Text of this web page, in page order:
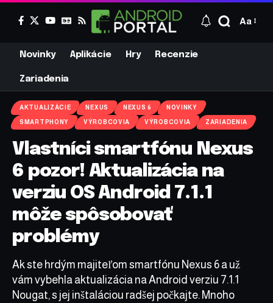
Aa
Novinky Aplikácie Hry Recenzie
Zariadenia
AKTUALIZÁCIE NEXUS NEXUS 6 NOVINKY
SMARTPHONY VÝROBCOVIA VÝROBCOVIA ZARIADENIA
Vlastníci smartfónu Nexus
6 pozor! Aktualizácia na
verziu OS Android 7.1.1
môže spôsobovať
problémy
Ak ste hrdým majiteľom smartfónu Nexus 6 a už
vám vybehla aktualizácia na Android verziu 7.1.1
Nougat, s jej inštaláciou radšej počkajte. Mnoho